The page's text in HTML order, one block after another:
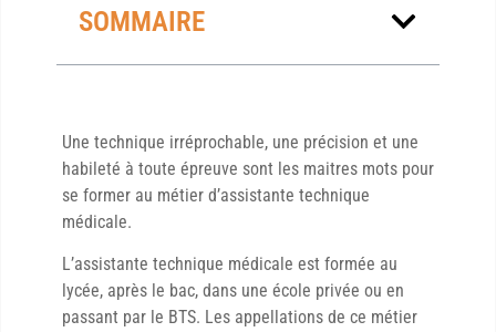
SOMMAIRE
Une technique irréprochable, une précision et une
habileté à toute épreuve sont les maitres mots pour
se former au métier d’assistante technique
médicale.
L’assistante technique médicale est formée au
lycée, après le bac, dans une école privée ou en
passant par le BTS. Les appellations de ce métier